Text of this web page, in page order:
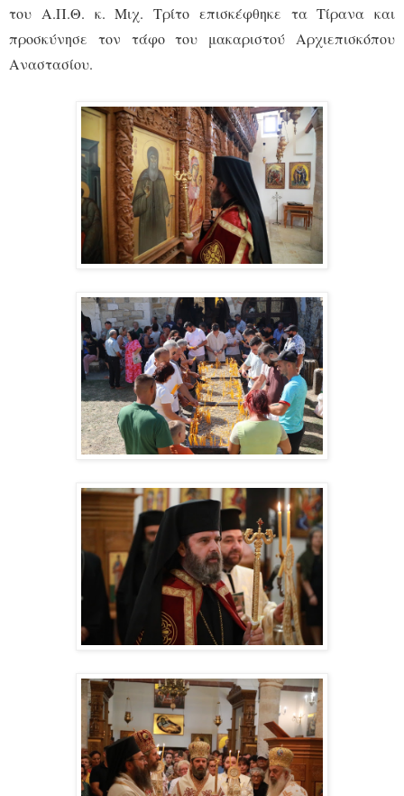
του Α.Π.Θ. κ. Μιχ. Τρίτο επισκέφθηκε τα Τίρανα και
προσκύνησε τον τάφο του μακαριστού Αρχιεπισκόπου
Αναστασίου.